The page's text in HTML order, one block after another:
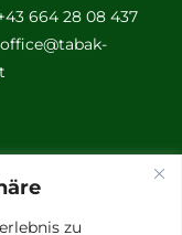
zu
664 28 08 437
office@tabak-